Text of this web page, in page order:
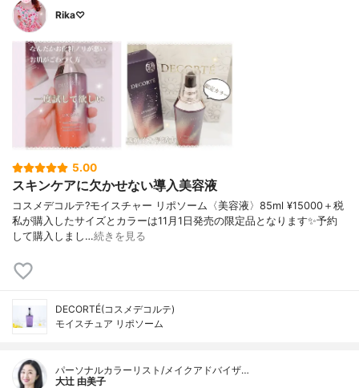
Rika♡
5.00
スキンケアに欠かせない導入美容液
コスメデコルテ?モイスチャー リポソーム〈美容液〉85ml ¥15000＋税
私が購入したサイズとカラーは11月1日発売の限定品となります✨予約
して購入しまし…続きを見る
DECORTÉ(コスメデコルテ)
モイスチュア リポソーム
パーソナルカラーリスト/メイクアドバイザ…
大辻 由美子